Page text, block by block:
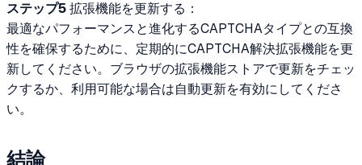
ステップ5 拡張機能を更新する：
最適なパフォーマンスと進化するCAPTCHAタイプとの互換
性を確保するために、定期的にCAPTCHA解決拡張機能を更
新してください。ブラウザの拡張機能ストアで更新をチェッ
クするか、利用可能な場合は自動更新を有効にしてくださ
い。
結論